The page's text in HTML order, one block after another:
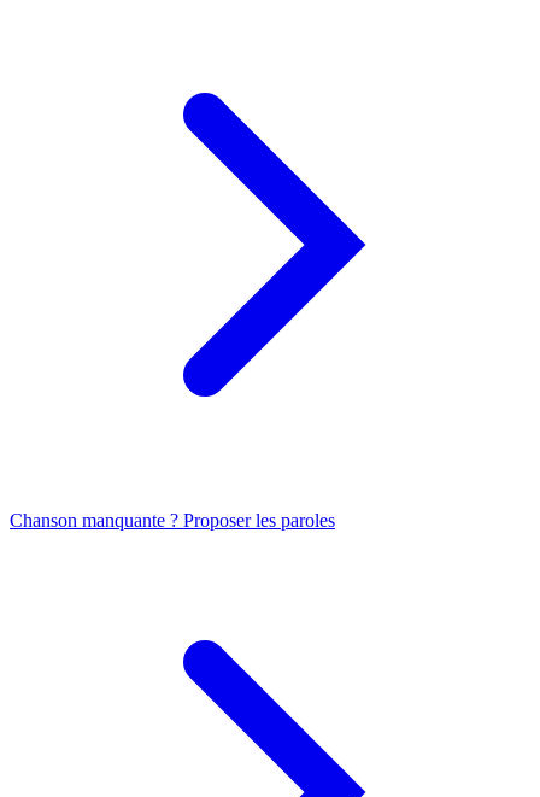
Chanson manquante ? Proposer les paroles